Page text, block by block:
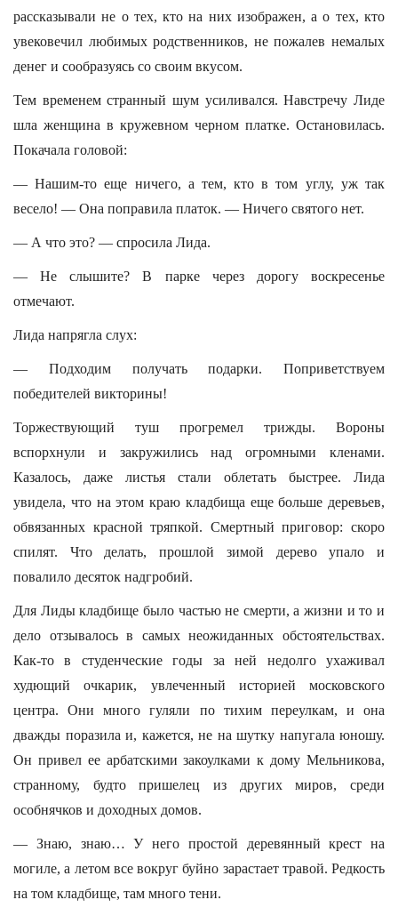
рассказывали не о тех, кто на них изображен, а о тех, кто
увековечил любимых родственников, не пожалев немалых
денег и сообразуясь со своим вкусом.
Тем временем странный шум усиливался. Навстречу Лиде
шла женщина в кружевном черном платке. Остановилась.
Покачала головой:
— Нашим-то еще ничего, а тем, кто в том углу, уж так
весело! — Она поправила платок. — Ничего святого нет.
— А что это? — спросила Лида.
— Не слышите? В парке через дорогу воскресенье
отмечают.
Лида напрягла слух:
— Подходим получать подарки. Поприветствуем
победителей викторины!
Торжествующий туш прогремел трижды. Вороны
вспорхнули и закружились над огромными кленами.
Казалось, даже листья стали облетать быстрее. Лида
увидела, что на этом краю кладбища еще больше деревьев,
обвязанных красной тряпкой. Смертный приговор: скоро
спилят. Что делать, прошлой зимой дерево упало и
повалило десяток надгробий.
Для Лиды кладбище было частью не смерти, а жизни и то и
дело отзывалось в самых неожиданных обстоятельствах.
Как-то в студенческие годы за ней недолго ухаживал
худющий очкарик, увлеченный историей московского
центра. Они много гуляли по тихим переулкам, и она
дважды поразила и, кажется, не на шутку напугала юношу.
Он привел ее арбатскими закоулками к дому Мельникова,
странному, будто пришелец из других миров, среди
особнячков и доходных домов.
— Знаю, знаю… У него простой деревянный крест на
могиле, а летом все вокруг буйно зарастает травой. Редкость
на том кладбище, там много тени.